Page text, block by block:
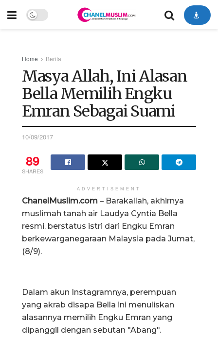
Home Berita
Masya Allah, Ini Alasan
Bella Memilih Engku
Emran Sebagai Suami
10/09/2017
89
SHARES
ADVERTISEMENT
ChanelMuslim.com – Barakallah, akhirnya
muslimah tanah air Laudya Cyntia Bella
resmi. berstatus istri dari Engku Emran
berkewarganegaraan Malaysia pada Jumat,
(8/9).
Dalam akun Instagramnya, perempuan
yang akrab disapa Bella ini menuliskan
alasannya memilih Engku Emran yang
dipanggil dengan sebutan "Abang".